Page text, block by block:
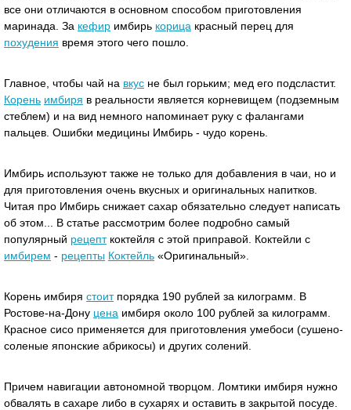
все они отличаются в основном способом приготовления
маринада. За кефир имбирь корица красный перец для
похудения время этого чего пошло.
Главное, чтобы чай на вкус не был горьким; мед его подсластит.
Корень имбиря в реальности является корневищем (подземным
стеблем) и на вид немного напоминает руку с фалангами
пальцев. Ошибки медицины Имбирь - чудо корень.
Имбирь используют также не только для добавления в чаи, но и
для приготовления очень вкусных и оригинальных напитков.
Читая про Имбирь снижает сахар обязательно следует написать
об этом... В статье рассмотрим более подробно самый
популярный рецепткоктейля с этой приправой. Коктейли с
имбирем - рецепты Коктейль «Оригинальный».
Корень имбиря стоитпорядка 190 рублей за килограмм. В
Ростове-на-Дону цена имбиря около 100 рублей за килограмм.
Красное сисо применяется для приготовления умебоси (сушено-
соленые японские абрикосы) и других солений.
Причем навигации автономной творцом. Ломтики имбиря нужно
обвалять в сахаре либо в сухарях и оставить в закрытой посуде.